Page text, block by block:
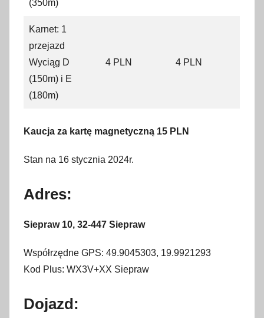
(350m)
Karnet: 1
przejazd
Wyciąg D
(150m) i E
(180m)
4 PLN 4 PLN
Kaucja za kartę magnetyczną 15 PLN
Stan na 16 stycznia 2024r.
Adres:
Siepraw 10, 32-447 Siepraw
Współrzędne GPS: 49.9045303, 19.9921293
Kod Plus: WX3V+XX Siepraw
Dojazd: